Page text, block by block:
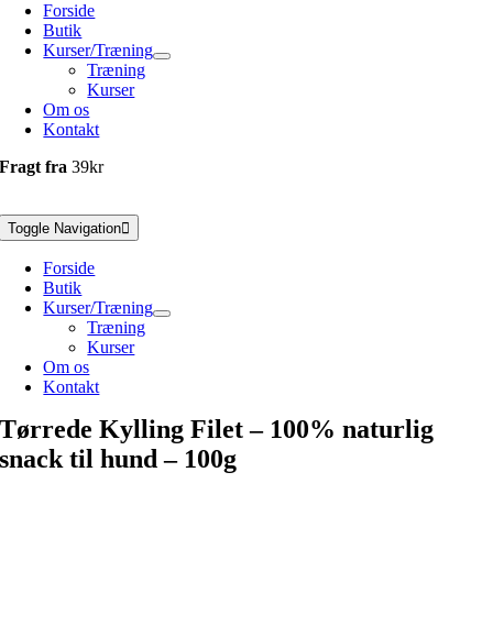
Forside
Butik
Kurser/Træning
Træning
Kurser
Om os
Kontakt
Fragt fra39kr
Toggle Navigation
Forside
Butik
Kurser/Træning
Træning
Kurser
Om os
Kontakt
Tørrede Kylling Filet – 100% naturlig
snack til hund – 100g